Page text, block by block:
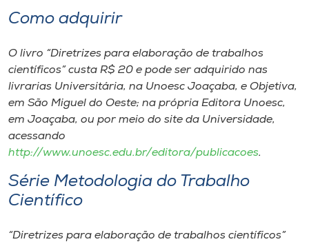
Como adquirir
O livro “Diretrizes para elaboração de trabalhos
científicos” custa R$ 20 e pode ser adquirido nas
livrarias Universitária, na Unoesc Joaçaba, e Objetiva,
em São Miguel do Oeste; na própria Editora Unoesc,
em Joaçaba, ou por meio do site da Universidade,
acessando
http://www.unoesc.edu.br/editora/publicacoes.
Série Metodologia do Trabalho
Científico
“Diretrizes para elaboração de trabalhos científicos”